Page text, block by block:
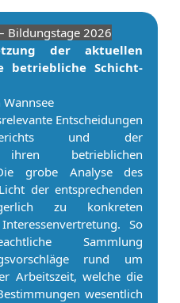
Bildungstage 2026
der aktuellen
betriebliche Schicht­
Entscheidungen
und der
ihren betrieblichen
grobe Analyse des
der entsprechenden
zu konkreten
So
Sammlung
rund um
Ar­beits­zeit, welche die
wesentlich